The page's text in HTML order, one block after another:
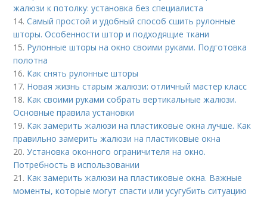
жалюзи к потолку: установка без специалиста
14.Самый простой и удобный способ сшить рулонные
шторы. Особенности штор и подходящие ткани
15. Рулонные шторы на окно своими руками. Подготовка
полотна
16. Как снять рулонные шторы
17. Новая жизнь старым жалюзи: отличный мастер класс
18. Как своими руками собрать вертикальные жалюзи.
Основные правила установки
19. Как замерить жалюзи на пластиковые окна лучше. Как
правильно замерить жалюзи на пластиковые окна
20.Установка оконного ограничителя на окно.
Потребность в использовании
21. Как замерить жалюзи на пластиковые окна. Важные
моменты, которые могут спасти или усугубить ситуацию